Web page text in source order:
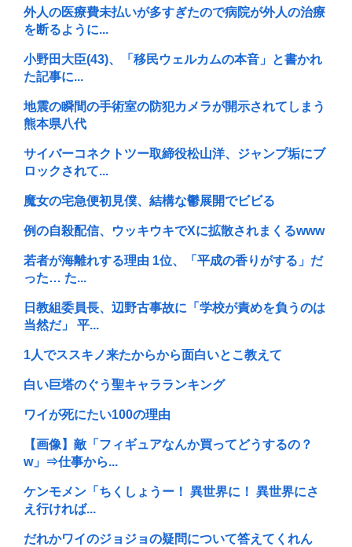
外人の医療費未払いが多すぎたので病院が外人の治療
を断るように...
小野田大臣(43)、「移民ウェルカムの本音」と書かれ
た記事に...
地震の瞬間の手術室の防犯カメラが開示されてしまう
熊本県八代
サイバーコネクトツー取締役松山洋、ジャンプ垢にブ
ロックされて...
魔女の宅急便初見僕、結構な鬱展開でビビる
例の自殺配信、ウッキウキでXに拡散されまくるwww
若者が海離れする理由 1位、「平成の香りがする」だ
った… た...
日教組委員長、辺野古事故に「学校が責めを負うのは
当然だ」 平...
1人でススキノ来たからから面白いとこ教えて
白い巨塔のぐう聖キャラランキング
ワイが死にたい100の理由
【画像】敵「フィギュアなんか買ってどうするの？
w」⇒仕事から...
ケンモメン「ちくしょうー！ 異世界に！ 異世界にさ
え行ければ...
だれかワイのジョジョの疑問について答えてくれん